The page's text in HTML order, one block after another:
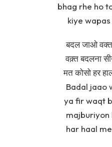
bhag rhe ho
kiye
बदल जाओ
वक़्त बदलना
मत कोसो हर
Badal jaao
ya fir waqt
majburiyon
har haal